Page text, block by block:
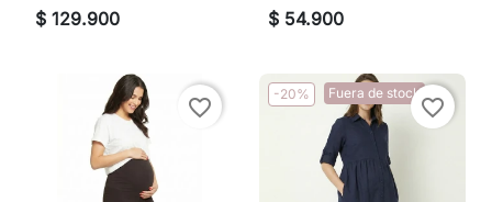
$ 129.900
$ 54.900
favorite_border
-20% Fuera de stock
favorite_border